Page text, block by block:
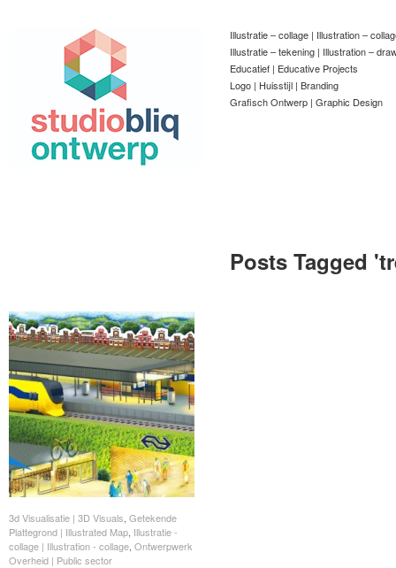
Illustratie – collage | Illustration –
Illustratie – tekening | Illustration –
Educatief | Educative Projects
Logo | Huisstijl | Branding
Grafisch Ontwerp | Graphic Design
Posts Tagged '
3d Visualisatie | 3D Visuals Getekende
Plattegrond | Illustrated Map Illustratie -
collage | Illustration - collage Ontwerpwerk
Overheid | Public sector
3d Visualisatie | 3D Visuals Getekende
Plattegrond | Illustrated Map Illustratie -
collage | Illustration - collage Ontwerpwerk
Overheid | Public sector